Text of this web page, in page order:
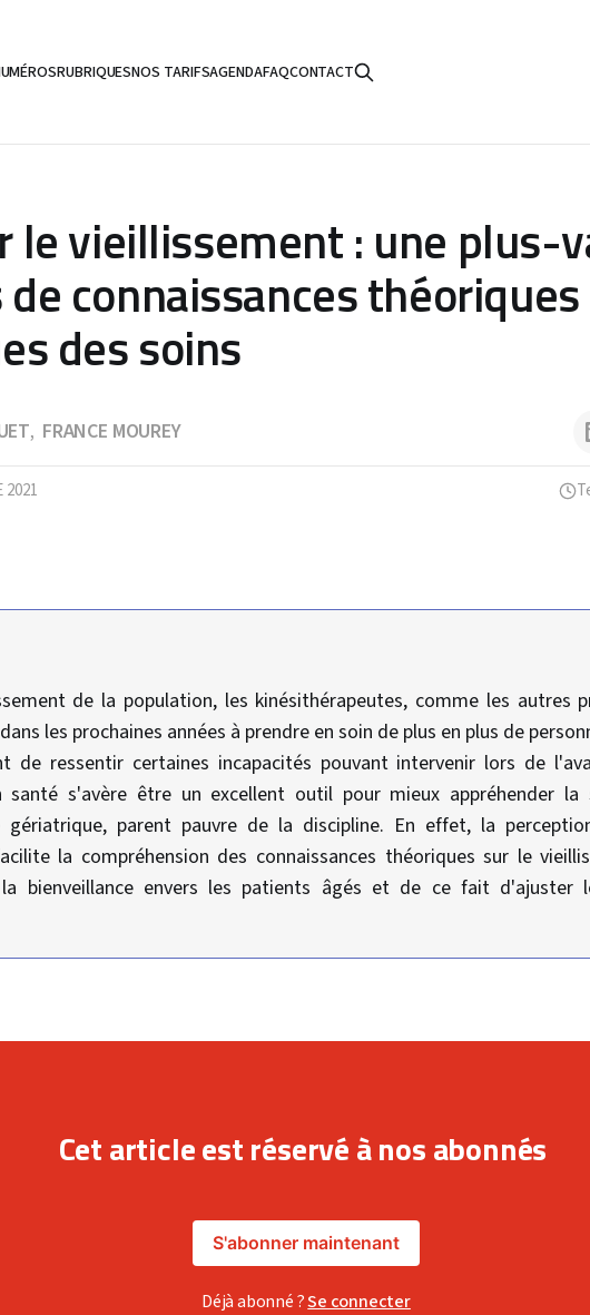
RUBRIQUESNOS TARIFSAGENDAFAQCONTACT
le vieillissement : une plus-
connaissances
des soins
, FRANCE MOUREY
2021
de la population, les kinésithérapeutes, comme les autres
les prochaines années à prendre en soin de plus en plus de
de ressentir certaines incapacités pouvant intervenir lors de
santé s'avère être un excellent outil pour mieux appréhender la
gériatrique, parent pauvre de la discipline. En effet, la
la compréhension des connaissances théoriques sur le
bienveillance envers les patients âgés et de ce fait d'ajuster
Cet article est réservé à nos abonnés
S'abonner maintenant
Déjà abonné ?Se connecter